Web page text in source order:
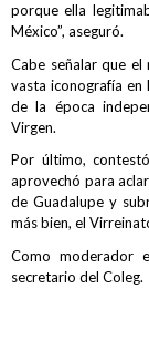
porque ella
México”, aseguró.
Cabe señalar que el
vasta iconografía
de la época
Virgen.
Por último,
aprovechó para
de Guadalupe y
más bien, el
Como moderador
secretario del Coleg.